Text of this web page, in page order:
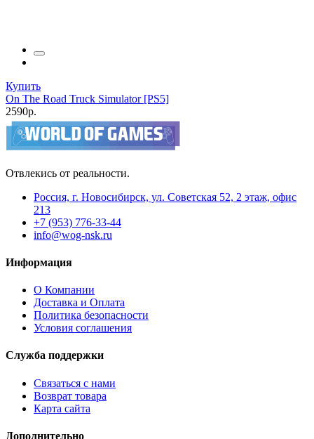
Купить
On The Road Truck Simulator [PS5]
2590р.
Отвлекись от реальности.
Россия, г. Новосибирск, ул. Советская 52, 2 этаж, офис
213
+7 (953) 776-33-44
info@wog-nsk.ru
Информация
О Компании
Доставка и Оплата
Политика безопасности
Условия соглашения
Служба поддержки
Связаться с нами
Возврат товара
Карта сайта
Дополнительно